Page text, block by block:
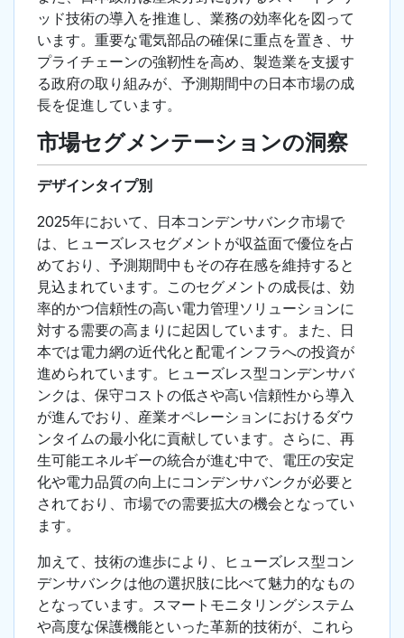
ッド技術の導入を推進し、業務の効率化を図って
います。重要な電気部品の確保に重点を置き、サ
プライチェーンの強靭性を高め、製造業を支援す
る政府の取り組みが、予測期間中の日本市場の成
長を促進しています。
市場セグメンテーションの洞察
デザインタイプ別
2025年において、日本コンデンサバンク市場で
は、ヒューズレスセグメントが収益面で優位を占
めており、予測期間中もその存在感を維持すると
見込まれています。このセグメントの成長は、効
率的かつ信頼性の高い電力管理ソリューションに
対する需要の高まりに起因しています。また、日
本では電力網の近代化と配電インフラへの投資が
進められています。ヒューズレス型コンデンサバ
ンクは、保守コストの低さや高い信頼性から導入
が進んでおり、産業オペレーションにおけるダウ
ンタイムの最小化に貢献しています。さらに、再
生可能エネルギーの統合が進む中で、電圧の安定
化や電力品質の向上にコンデンサバンクが必要と
されており、市場での需要拡大の機会となってい
ます。
加えて、技術の進歩により、ヒューズレス型コン
デンサバンクは他の選択肢に比べて魅力的なもの
となっています。スマートモニタリングシステム
や高度な保護機能といった革新的技術が、これら